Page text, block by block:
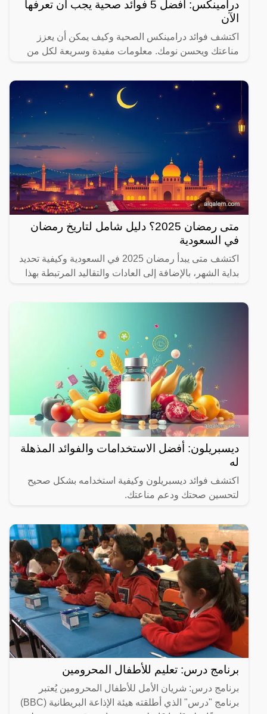
درامينكس: أفضل 5 فوائد صحية يجب أن تعرفها
الآن
اكتشف فوائد درامينكس الصحية وكيف يمكن أن يعزز
مناعتك ويحسن نومك. معلومات مفيدة وسريعة لكل من
متى رمضان 2025؟ دليل شامل لتاريخ رمضان
في السعودية
اكتشف متى يبدأ رمضان 2025 في السعودية وكيفية تحديد
بداية الشهر، بالإضافة إلى العادات والتقاليد المرتبطة بهذا
ديسبريلون: أفضل الاستخدامات والفوائد المذهلة
له
اكتشف فوائد ديسبريلون وكيفية استخدامه بشكل صحيح
لتحسين صحتك ودعم مناعتك.
برنامج درس: تعليم للأطفال المحرومين
برنامج درس: شريان الأمل للأطفال المحرومين يُعتبر
برنامج "درس" الذي أطلقته هيئة الإذاعة البريطانية (BBC)